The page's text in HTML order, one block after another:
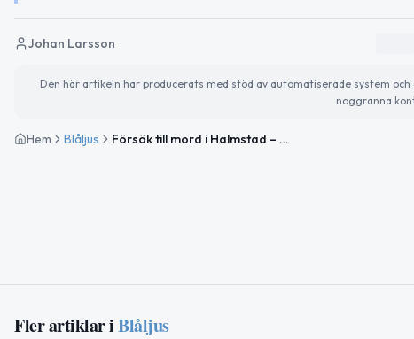
Johan Larsson
Den här artikeln har producerats med stöd av automatiserade system
noggranna
Hem Blåljus Försök till mord i Halmstad – man gripen efter skärskador
Fler artiklar iBlåljus